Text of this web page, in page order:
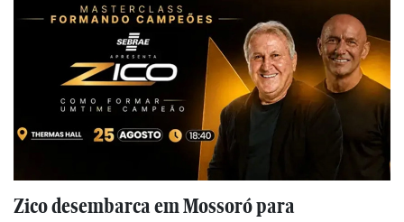
Zico desembarca em Mossoró para